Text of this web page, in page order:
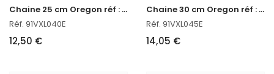
C
haine 25 cm Oregon réf : 91VXL040E
Réf. 91VXL040E
12,50 €
C
haine 30 cm Oregon réf : 91VXL045E
Réf. 91VXL045E
14,05 €